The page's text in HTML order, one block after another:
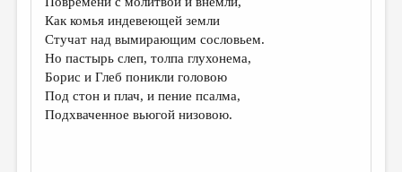
Как комья индевеющей земли
Стучат над вымирающим сословьем.
Но пастырь слеп, толпа глухонема,
Борис и Глеб поникли головою
Под стон и плач, и пение псалма,
Подхваченное вьюгой низовою.